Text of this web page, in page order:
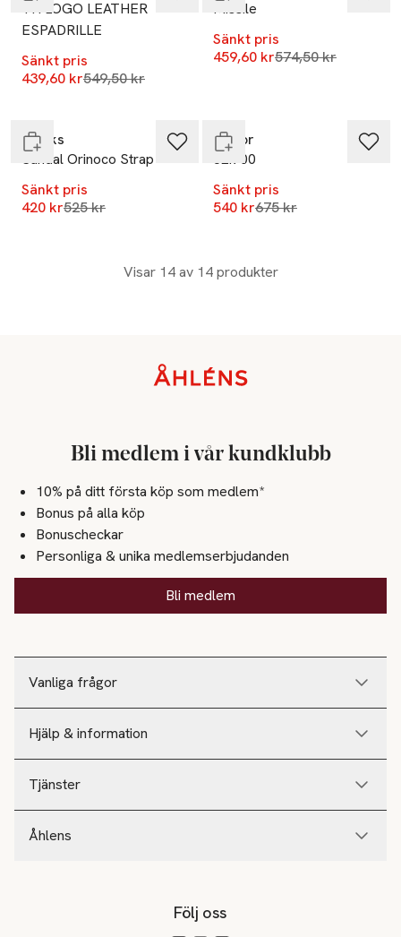
TH LOGO LEATHER
ESPADRILLE
Sänkt pris
439,60 krLägsta pris 30 dagar
549,50 kr
Missile
Sänkt pris
459,60 krLägsta pris 30
574,50 kr
-20%
Clarks
Sandal Orinoco Strap
Sänkt pris
420 krLägsta pris 30 dagar
525 kr
Gabor
82.700
Sänkt pris
540 krLägsta pris 30 dagar
675 kr
Visar 14 av 14 produkter
Vanliga frågor
Hjälp & information
Tjänster
Åhlens
Bli medlem i vår kundklubb
10% på ditt första köp som medlem*
Bonus på alla köp
Bonuscheckar
Personliga & unika medlemserbjudanden
Bli medlem
Följ oss